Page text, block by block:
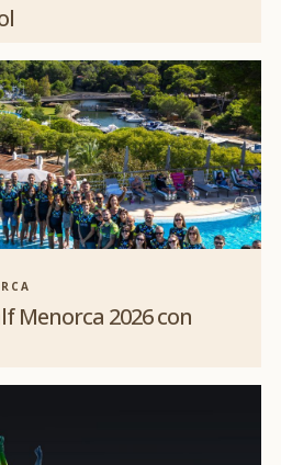
Menorca 2026 con